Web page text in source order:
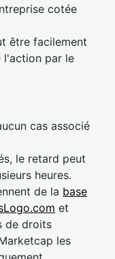
cotée
être facilement
l'action par le
cas associé
le retard peut
heures.
de la base
et
de droits
les